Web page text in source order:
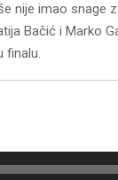
nije imao snage
Bačić i Marko
finalu.